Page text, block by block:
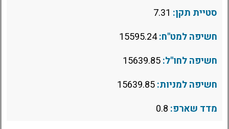
סטיית תקן:
חשיפה למט"ח:15595.24
חשיפה לחו"ל:
חשיפה למניות:
מדד שארפ: